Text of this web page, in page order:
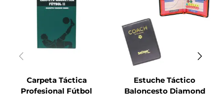
Carpeta Táctica
Profesional Fútbol
Estuche Táctico
Baloncesto Diamond